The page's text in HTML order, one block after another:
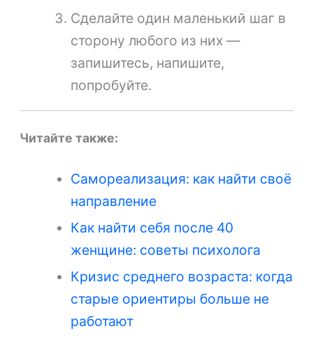
Сделайте один маленький шаг в
сторону любого из них —
запишитесь, напишите,
попробуйте.
Читайте также:
Самореализация: как найти своё
направление
Как найти себя после 40
женщине: советы психолога
Кризис среднего возраста: когда
старые ориентиры больше не
работают